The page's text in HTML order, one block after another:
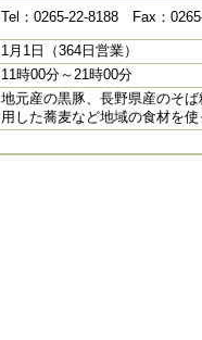
Tel：0265-22-8188 Fax：
1月1日（364日営業）
11時00分～21時00分
地元産の黒豚、長野県産のそ
用した蕎麦など地域の食材を使